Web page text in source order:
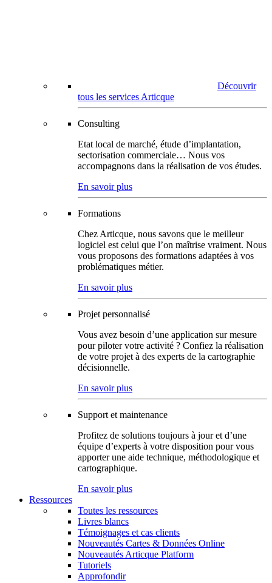
Découvrir
tous les services Articque
Consulting
Etat local de marché, étude d’implantation,
sectorisation commerciale… Nous vos
accompagnons dans la réalisation de vos études.
En savoir plus
Formations
Chez Articque, nous savons que le meilleur
logiciel est celui que l’on maîtrise vraiment. Nous
vous proposons des formations adaptées à vos
problématiques métier.
En savoir plus
Projet personnalisé
Vous avez besoin d’une application sur mesure
pour piloter votre activité ? Confiez la réalisation
de votre projet à des experts de la cartographie
décisionnelle.
En savoir plus
Support et maintenance
Profitez de solutions toujours à jour et d’une
équipe d’experts à votre disposition pour vous
apporter une aide technique, méthodologique et
cartographique.
En savoir plus
Ressources
Toutes les ressources
Livres blancs
Témoignages et cas clients
Nouveautés Cartes & Données Online
Nouveautés Articque Platform
Tutoriels
Approfondir